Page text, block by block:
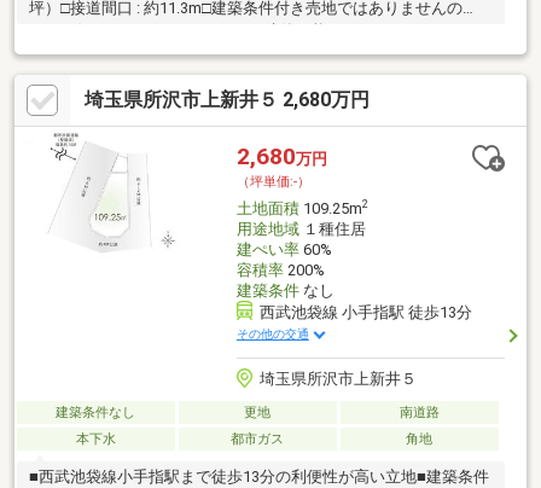
坪）□接道間口 : 約11.3m□建築条件付き売地ではありませんの
埼玉県所沢市上新井５ 2,680万円
2,680万円
（坪単価:-）
土地面積109.25m2
用途地域１種住居
建ぺい率60%
容積率200%
建築条件なし
西武池袋線 小手指駅 徒歩13分
その他の交通
埼玉県所沢市上新井５
建築条件なし 更地
南道路
本下水
都市ガス 角地
■西武池袋線小手指駅まで徒歩13分の利便性が高い立地■建築条件